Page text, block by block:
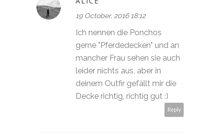
19 October, 2016 18:12
Ich nennen die Ponchos
gerne "Pferdedecken" und an
mancher Frau sehen sie auch
leider nichts aus, aber in
deinem Outfir gefällt mir die
Decke richtig, richtig gut :)
Reply